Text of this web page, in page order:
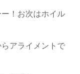
！お次はホイル
アライメントで